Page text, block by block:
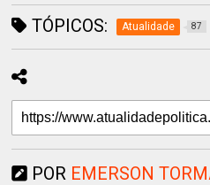
TÓPICOS: Atualidade 87
POR EMERSON